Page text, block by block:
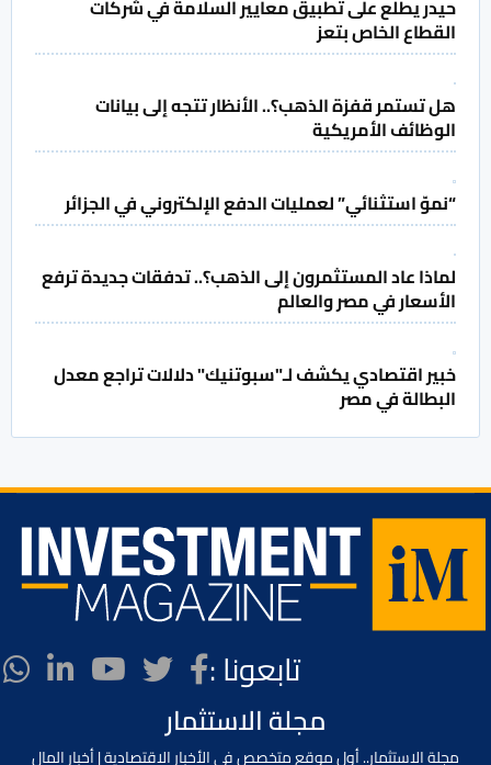
حيدر يطلع على تطبيق معايير السلامة في شركات
القطاع الخاص بتعز
هل تستمر قفزة الذهب؟.. الأنظار تتجه إلى بيانات
الوظائف الأمريكية
“نموّ استثنائي” لعمليات الدفع الإلكتروني في الجزائر
لماذا عاد المستثمرون إلى الذهب؟.. تدفقات جديدة ترفع
الأسعار في مصر والعالم
خبير اقتصادي يكشف لـ"سبوتنيك" دلالات تراجع معدل
البطالة في مصر
تابعونا :
مجلة الاستثمار
مجلة الاستثمار.. أول موقع متخصص في الأخبار الاقتصادية | أخبار المال